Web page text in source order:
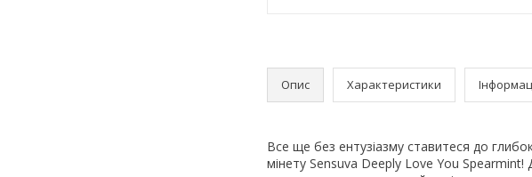
Опис Характеристики
Все ще без ентузіазму ставитеся до
мінету Sensuva Deeply Love You